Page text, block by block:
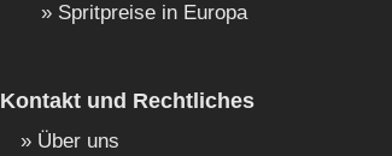
Spritpreise in Europa
Kontakt und Rechtliches
Über uns